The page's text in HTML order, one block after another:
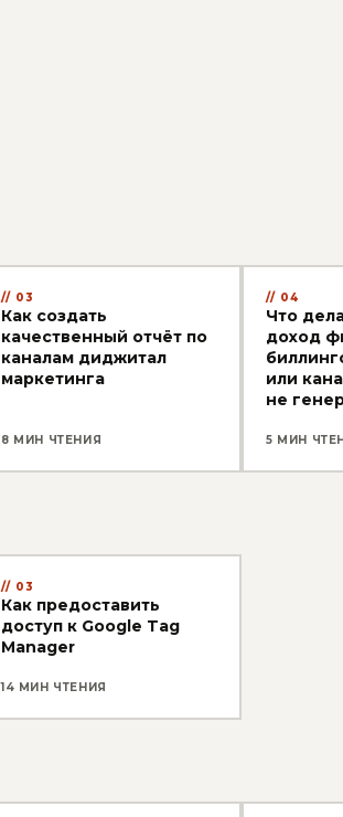
03
Как создать
качественный отчёт по
каналам диджитал
маркетинга
8 МИН ЧТЕНИЯ
04
Что
доход
или
не
5 МИН
03
Как предоставить
доступ к Google Tag
Manager
14 МИН ЧТЕНИЯ